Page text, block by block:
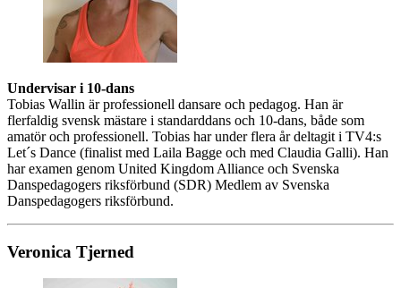
Undervisar i 10-dans
Tobias Wallin är professionell dansare och pedagog. Han är
flerfaldig svensk mästare i standarddans och 10-dans, både som
amatör och professionell. Tobias har under flera år deltagit i TV4:s
Let´s Dance (finalist med Laila Bagge och med Claudia Galli). Han
har examen genom United Kingdom Alliance och Svenska
Danspedagogers riksförbund (SDR) Medlem av Svenska
Danspedagogers riksförbund.
Veronica Tjerned